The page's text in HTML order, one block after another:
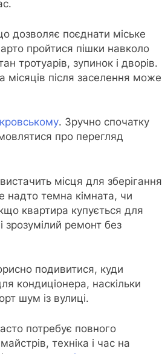
дозволяє поєднати міське
пройтися пішки навколо
тротуарів, зупинок і дворів.
після заселення може
. Зручно спочатку
про перегляд
місця для зберігання
надто темна кімната, чи
квартира купується для
зрозумілий ремонт без
подивитися, куди
кондиціонера, наскільки
шум із вулиці.
потребує повного
техніка і час на